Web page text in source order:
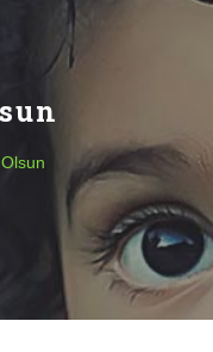
Olsun